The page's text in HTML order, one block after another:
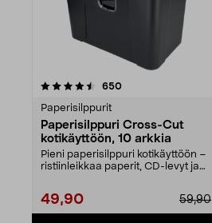
650arvostelut
Paperisilppurit
Paperisilppuri Cross-Cut
kotikäyttöön, 10 arkkia
Pieni paperisilppuri kotikäyttöön –
ristiinleikkaa paperit, CD-levyt ja
59,90
49,90